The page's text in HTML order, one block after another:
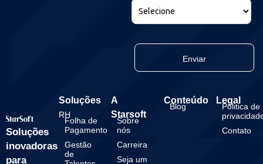
Enviar
Soluções
inovadoras
para
Soluções
RH
Folha de
Pagamento
Gestão
de
A
Starsoft
Sobre
nós
Carreira
Seja um
Conteúdo
Blog
Legal
Politica de
Contato